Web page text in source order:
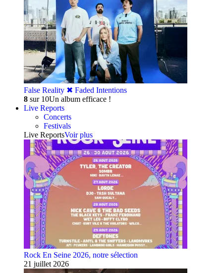
False Reality ✖︎ Faded Intentions
8 sur 10Un album efficace !
Live Reports
Concerts
Festivals
Live ReportsVoir plus
Rock En Seine 2026, notre sélection
21 juillet 2026